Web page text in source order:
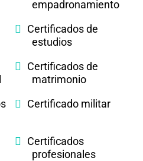
empadronamiento
Certificados de
estudios
Certificados de
matrimonio
Certificado militar
Certificados
profesionales